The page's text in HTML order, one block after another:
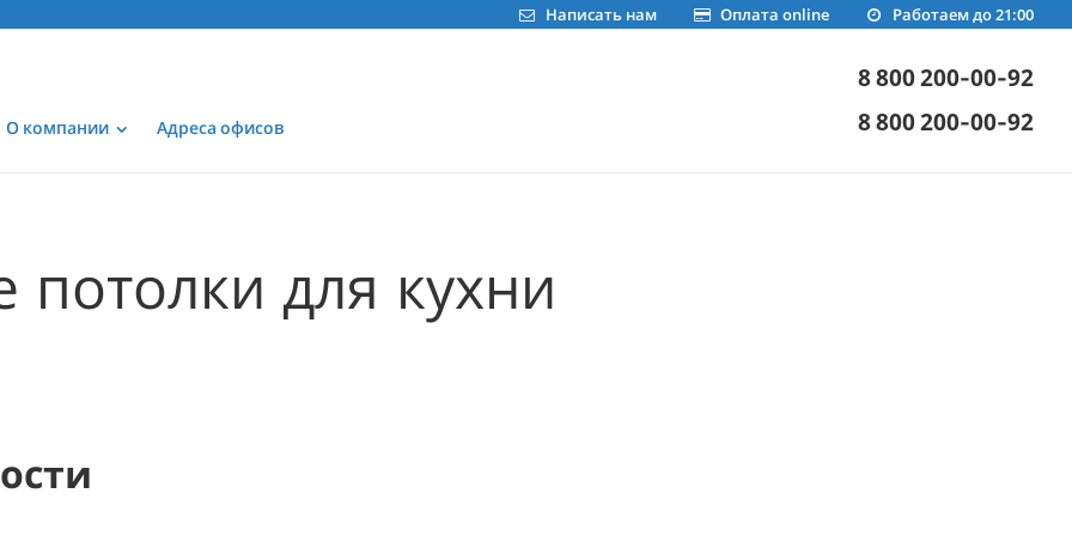
Работаем до 21:00
Оплата online
Написать нам
О компании Адреса офисов
8 800 200-00-92
8 800 200-00-92
для кухни